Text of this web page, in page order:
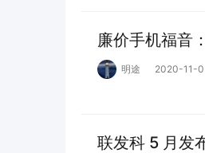
廉价手机福音
明途 2020-11-
联发科 5 月发